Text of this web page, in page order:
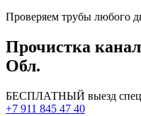
Проверяем трубы любого
Прочистка
Обл.
БЕСПЛАТНЫЙ выезд
+7 911 845 47 40